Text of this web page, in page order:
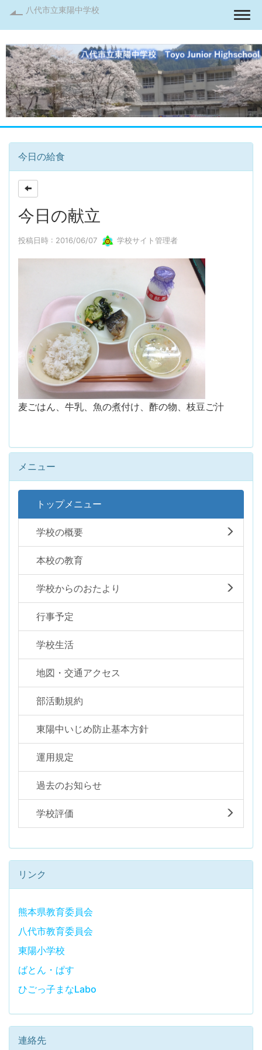
八代市立東陽中学校
今日の給食
今日の献立
投稿日時 : 2016/06/07 学校サイト管理者
麦ごはん、牛乳、魚の煮付け、酢の物、枝豆ご汁
メニュー
トップメニュー
学校の概要
本校の教育
学校からのおたより
行事予定
学校生活
地図・交通アクセス
部活動規約
東陽中いじめ防止基本方針
運用規定
過去のお知らせ
学校評価
リンク
熊本県教育委員会
八代市教育委員会
東陽小学校
ばとん・ぱす
ひごっ子まなLabo
連絡先